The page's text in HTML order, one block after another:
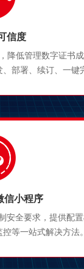
信度
降低管理数字证书成
部署、续订、一键
信小程序
安全要求，提供配
等一站式解决方法。